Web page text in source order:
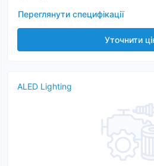
Переглянути специфікації
Уточнити
ALED Lighting